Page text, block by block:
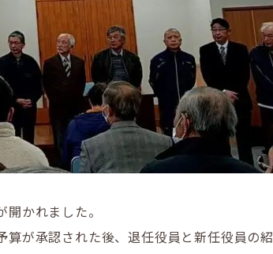
かれました。
が承認された後、退任役員と新任役員の紹